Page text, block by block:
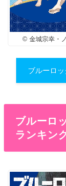
© 金城宗幸・
ブルーロ
ブルーロ
ランキン